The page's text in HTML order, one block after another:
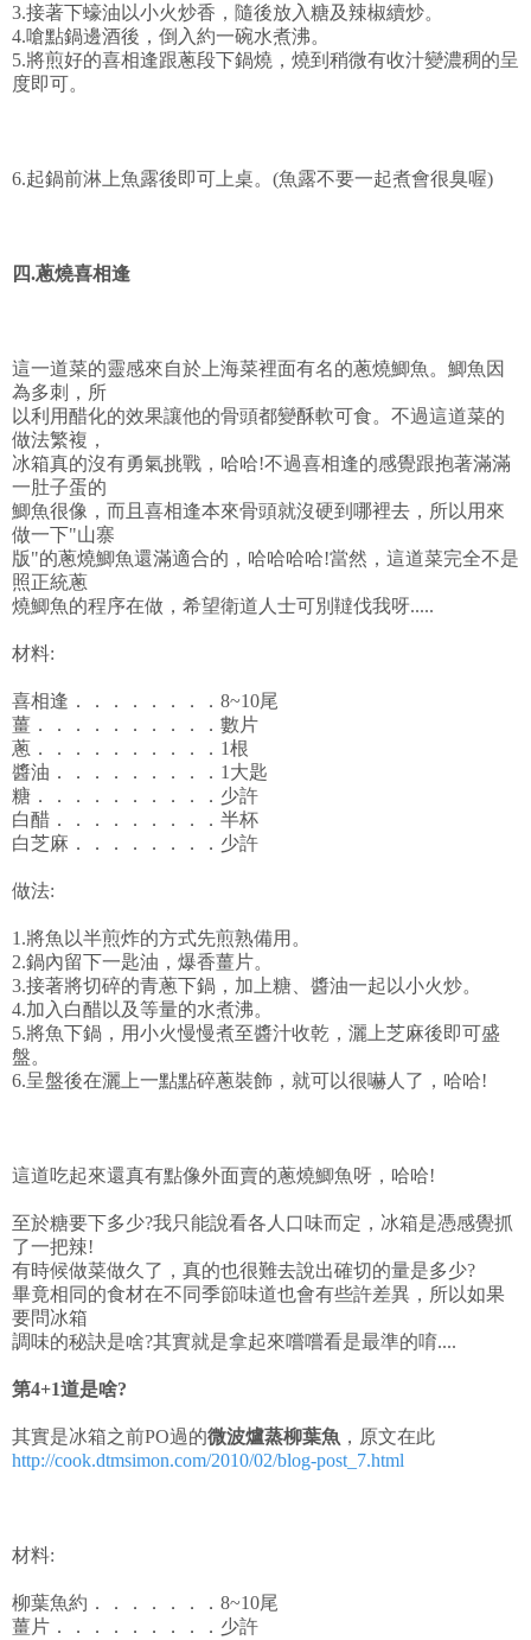
3.接著下蠔油以小火炒香，隨後放入糖及辣椒續炒。
4.嗆點鍋邊酒後，倒入約一碗水煮沸。
5.將煎好的喜相逢跟蔥段下鍋燒，燒到稍微有收汁變濃稠的呈
度即可。
6.起鍋前淋上魚露後即可上桌。(魚露不要一起煮會很臭喔)
四.蔥燒喜相逢
這一道菜的靈感來自於上海菜裡面有名的蔥燒鯽魚。鯽魚因
為多刺，所
以利用醋化的效果讓他的骨頭都變酥軟可食。不過這道菜的
做法繁複，
冰箱真的沒有勇氣挑戰，哈哈!不過喜相逢的感覺跟抱著滿滿
一肚子蛋的
鯽魚很像，而且喜相逢本來骨頭就沒硬到哪裡去，所以用來
做一下"山寨
版"的蔥燒鯽魚還滿適合的，哈哈哈哈!當然，這道菜完全不是
照正統蔥
燒鯽魚的程序在做，希望衛道人士可別韃伐我呀.....
材料:
喜相逢．．．．．．．．8~10尾
薑．．．．．．．．．．數片
蔥．．．．．．．．．．1根
醬油．．．．．．．．．1大匙
糖．．．．．．．．．．少許
白醋．．．．．．．．．半杯
白芝麻．．．．．．．．少許
做法:
1.將魚以半煎炸的方式先煎熟備用。
2.鍋內留下一匙油，爆香薑片。
3.接著將切碎的青蔥下鍋，加上糖、醬油一起以小火炒。
4.加入白醋以及等量的水煮沸。
5.將魚下鍋，用小火慢慢煮至醬汁收乾，灑上芝麻後即可盛
盤。
6.呈盤後在灑上一點點碎蔥裝飾，就可以很嚇人了，哈哈!
這道吃起來還真有點像外面賣的蔥燒鯽魚呀，哈哈!
至於糖要下多少?我只能說看各人口味而定，冰箱是憑感覺抓
了一把辣!
有時候做菜做久了，真的也很難去說出確切的量是多少?
畢竟相同的食材在不同季節味道也會有些許差異，所以如果
要問冰箱
調味的秘訣是啥?其實就是拿起來嚐嚐看是最準的唷....
第4+1道是啥?
其實是冰箱之前PO過的微波爐蒸柳葉魚 ，原文在此
http://cook.dtmsimon.com/2010/02/blog-post_7.html
材料:
柳葉魚約．．．．．．．8~10尾
薑片．．．．．．．．．少許